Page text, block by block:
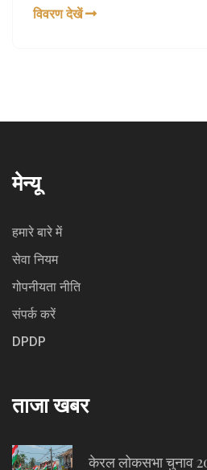
विवरण देखें
मेन्यू
हमारे बारे में
सेवा नियम
गोपनीयता नीति
संपर्क करें
DPDP
ताजा खबर
केरल लोकसभा चुनाव